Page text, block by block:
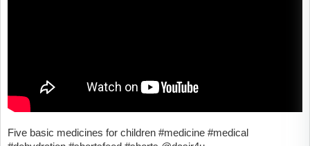
Five basic medicines for children #medicine #medical